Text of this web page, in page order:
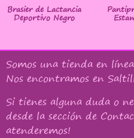
Brasier de Lactancia
Deportivo Negro
Somos una tienda en
Nos encontramos en
Si tienes alguna duda o
desde la sección de
atenderemos!